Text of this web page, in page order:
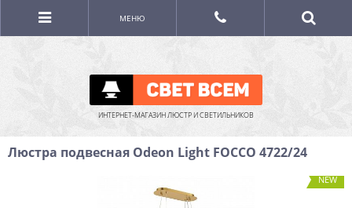
ИНТЕРНЕТ-МАГАЗИН ЛЮСТР И СВЕТИЛЬНИКОВ
МЕНЮ
Люстра подвесная Odeon Light FOCCO 4722/24
NEW